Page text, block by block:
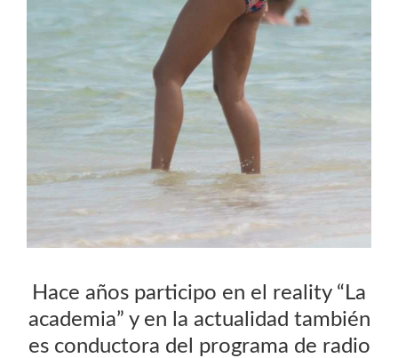
Hace años participo en el reality “La
academia” y en la actualidad también
es conductora del programa de radio